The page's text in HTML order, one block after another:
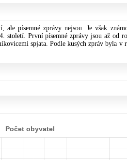
ale písemné zprávy nejsou. Je však
století. První písemné zprávy jsou až od
spjata. Podle kusých zpráv byla v